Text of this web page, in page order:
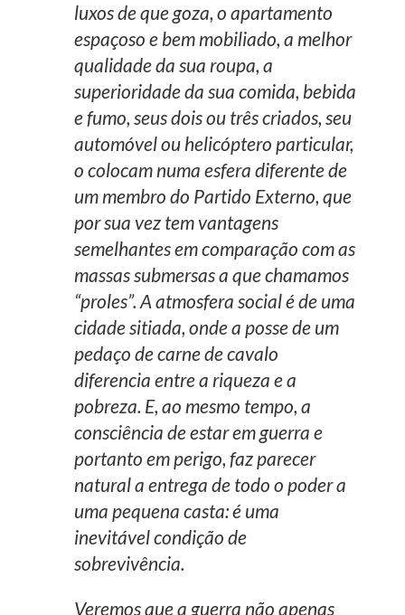
luxos de que goza, o apartamento
espaçoso e bem mobiliado, a melhor
qualidade da sua roupa, a
superioridade da sua comida, bebida
e fumo, seus dois ou três criados, seu
automóvel ou helicóptero particular,
o colocam numa esfera diferente de
um membro do Partido Externo, que
por sua vez tem vantagens
semelhantes em comparação com as
massas submersas a que chamamos
“proles”. A atmosfera social é de uma
cidade sitiada, onde a posse de um
pedaço de carne de cavalo
diferencia entre a riqueza e a
pobreza. E, ao mesmo tempo, a
consciência de estar em guerra e
portanto em perigo, faz parecer
natural a entrega de todo o poder a
uma pequena casta: é uma
inevitável condição de
sobrevivência.
Veremos que a guerra não apenas